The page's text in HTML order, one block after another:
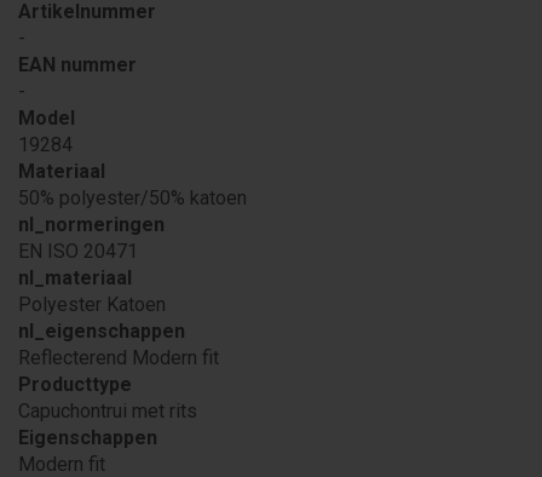
Artikelnummer
-
EAN nummer
-
Model
19284
Materiaal
50% polyester/50% katoen
nl_normeringen
EN ISO 20471
nl_materiaal
Polyester Katoen
nl_eigenschappen
Reflecterend Modern fit
Producttype
Capuchontrui met rits
Eigenschappen
Modern fit